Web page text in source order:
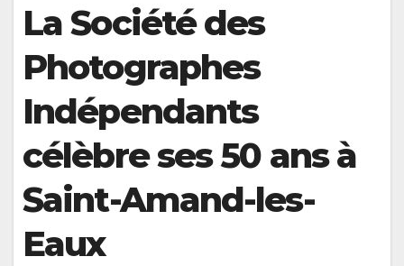
La Société des
Photographes
Indépendants
célèbre ses 50 ans à
Saint-Amand-les-
Eaux